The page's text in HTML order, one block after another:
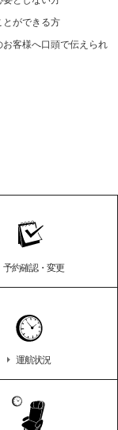
とができる方
客様へ口頭で伝えられ
予約確認・変更
運航状況